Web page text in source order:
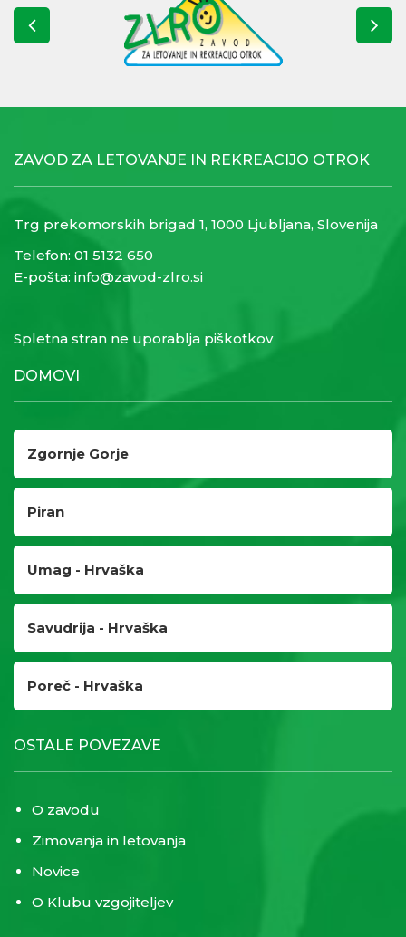
ZAVOD ZA LETOVANJE IN REKREACIJO OTROK
Trg prekomorskih brigad 1, 1000 Ljubljana, Slovenija
Telefon: 01 5132 650
E-pošta: info@zavod-zlro.si
Spletna stran ne uporablja piškotkov
DOMOVI
Zgornje Gorje
Piran
Umag - Hrvaška
Savudrija - Hrvaška
Poreč - Hrvaška
OSTALE POVEZAVE
O zavodu
Zimovanja in letovanja
Novice
O Klubu vzgojiteljev